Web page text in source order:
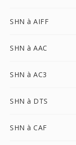
SHN à AIFF
SHN à AAC
SHN à AC3
SHN à DTS
SHN à CAF